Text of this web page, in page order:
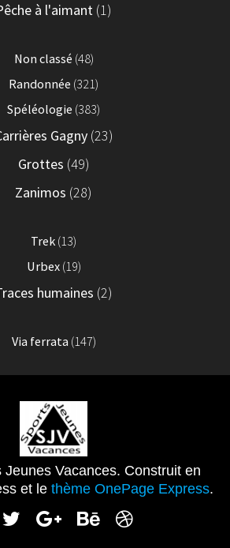
à l'aimant (1)
Non classé (48)
Randonnée (321)
Spéléologie (383)
Gagny(23)
Grottes (49)
Zanimos (28)
Trek (13)
Urbex(19)
humaines (2)
Via ferrata (147)
Vacances. Construit en
et le thème OnePage Express.